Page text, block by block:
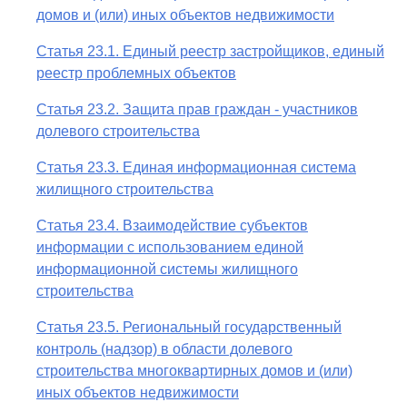
домов и (или) иных объектов недвижимости
Статья 23.1. Единый реестр застройщиков, единый
реестр проблемных объектов
Статья 23.2. Защита прав граждан - участников
долевого строительства
Статья 23.3. Единая информационная система
жилищного строительства
Статья 23.4. Взаимодействие субъектов
информации с использованием единой
информационной системы жилищного
строительства
Статья 23.5. Региональный государственный
контроль (надзор) в области долевого
строительства многоквартирных домов и (или)
иных объектов недвижимости